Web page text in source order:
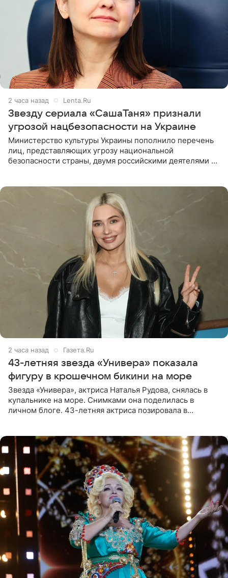
2 часа назад Lenta.Ru
Звезду сериала «СашаТаня» признали
угрозой нацбезопасности на Украине
Министерство культуры Украины пополнило перечень
лиц, представляющих угрозу национальной
безопасности страны, двумя российскими деятелями —
2 часа назад Газета.Ru
43-летняя звезда «Универа» показала
фигуру в крошечном бикини на море
Звезда «Универа», актриса Наталья Рудова, снялась в
купальнике на море. Снимками она поделилась в
личном блоге. 43-летняя актриса позировала в